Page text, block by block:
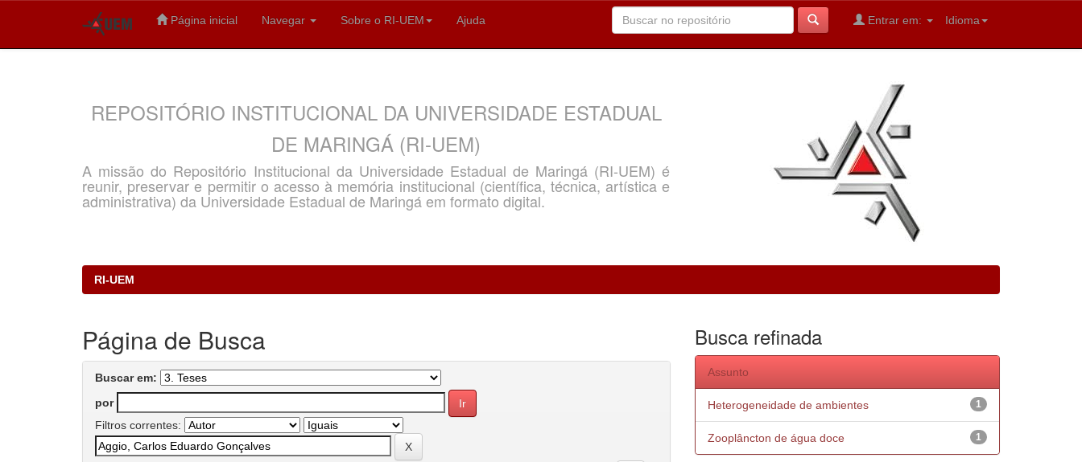
Página inicial Navegar Sobre o RI-UEM Ajuda Idioma
Entrar em:
REPOSITÓRIO INSTITUCIONAL DA UNIVERSIDADE ESTADUAL
DE MARINGÁ (RI-UEM)
A missão do Repositório Institucional da Universidade Estadual de Maringá (RI-UEM) é
reunir, preservar e permitir o acesso à memória institucional (científica, técnica, artística e
administrativa) da Universidade Estadual de Maringá em formato digital.
RI-UEM
Página de Busca
Buscar em:
por
Filtros correntes:
Busca refinada
Assunto
1
Heterogeneidade de ambientes
1
Zooplâncton de água doce